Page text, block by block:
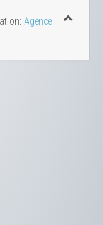
Agence